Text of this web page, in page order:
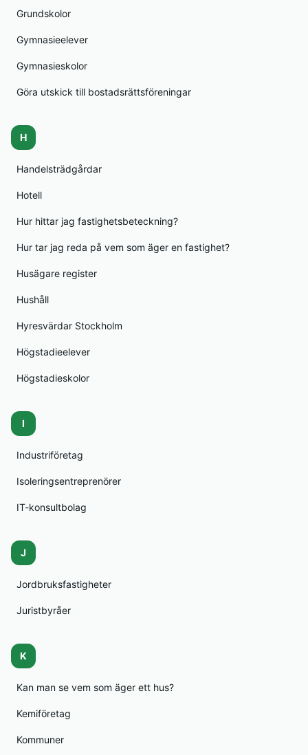
Grundskolor
Gymnasieelever
Gymnasieskolor
Göra utskick till bostadsrättsföreningar
H
Handelsträdgårdar
Hotell
Hur hittar jag fastighetsbeteckning?
Hur tar jag reda på vem som äger en fastighet?
Husägare register
Hushåll
Hyresvärdar Stockholm
Högstadieelever
Högstadieskolor
I
Industriföretag
Isoleringsentreprenörer
IT-konsultbolag
J
Jordbruksfastigheter
Juristbyråer
K
Kan man se vem som äger ett hus?
Kemiföretag
Kommuner